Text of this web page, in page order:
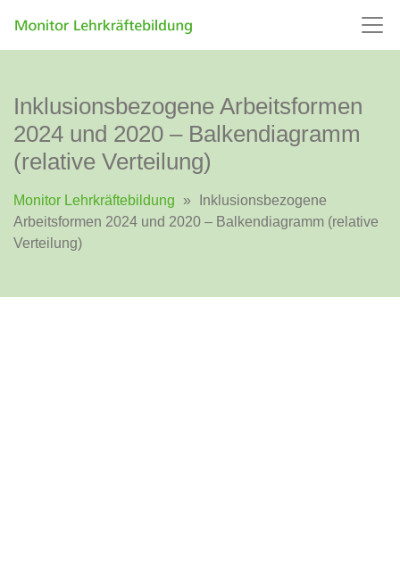
Inklusionsbezogene Arbeitsformen
2024 und 2020 – Balkendiagramm
(relative Verteilung)
Monitor Lehrkräftebildung »
Inklusionsbezogene
Arbeitsformen 2024 und 2020 – Balkendiagramm (relative
Verteilung)